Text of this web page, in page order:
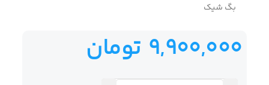
بگ شیک
9,900,000 تومان